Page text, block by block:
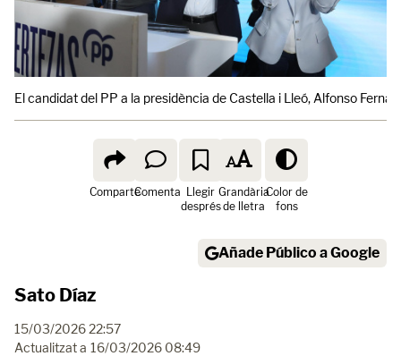
El candidat del PP a la presidència de Castella i Lleó, Alfonso
ComparteComenta Llegir
després
Grandària
de lletra
Color de
fons
Añade Público a Google
Sato Díaz
15/03/2026 22:57
Actualitzat a 16/03/2026 08:49